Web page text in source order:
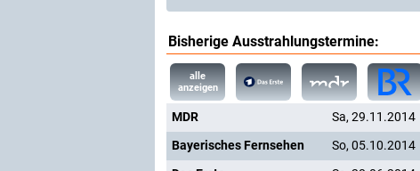
Bisherige Ausstrahlungstermine:
alle
anzeigen
MDR Sa, 29.11.2014
Bayerisches Fernsehen
So, 05.10.2014